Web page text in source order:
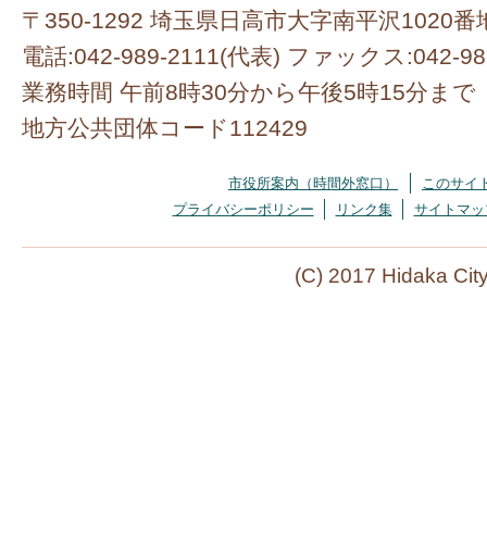
〒350-1292 埼玉県日高市大字南平沢1020番
電話:042-989-2111(代表) ファックス:042-
業務時間 午前8時30分から午後5時15分まで
地方公共団体コード112429
市役所案内（時間外窓口）
このサイ
プライバシーポリシー
リンク集 サイトマッ
(C) 2017 Hidaka